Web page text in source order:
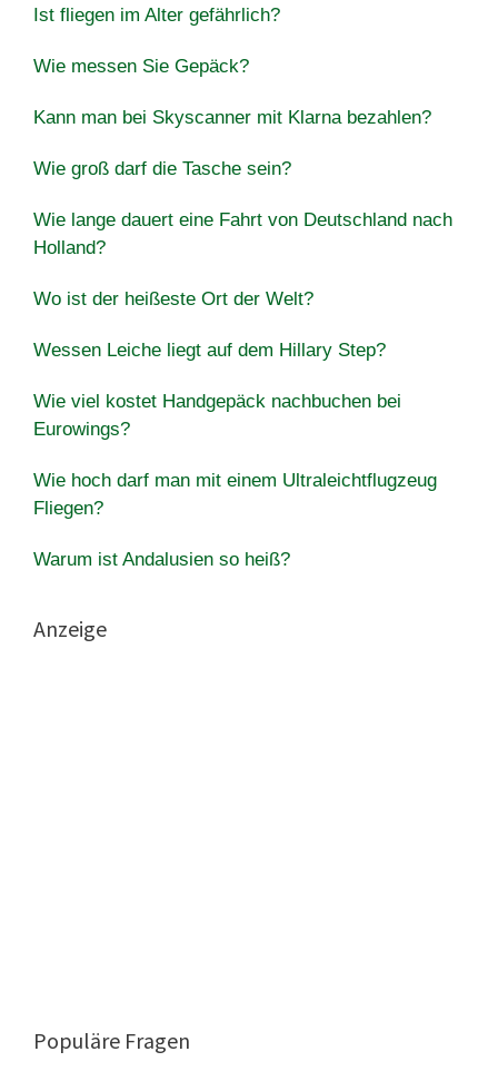
Ist fliegen im Alter gefährlich?
Wie messen Sie Gepäck?
Kann man bei Skyscanner mit Klarna bezahlen?
Wie groß darf die Tasche sein?
Wie lange dauert eine Fahrt von Deutschland nach
Holland?
Wo ist der heißeste Ort der Welt?
Wessen Leiche liegt auf dem Hillary Step?
Wie viel kostet Handgepäck nachbuchen bei
Eurowings?
Wie hoch darf man mit einem Ultraleichtflugzeug
Fliegen?
Warum ist Andalusien so heiß?
Anzeige
Populäre Fragen